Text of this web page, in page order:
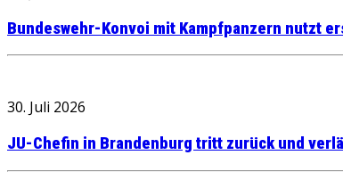
Bundeswehr-Konvoi mit Kampfpanzern nutzt
30. Juli 2026
JU-Chefin in Brandenburg tritt zurück und